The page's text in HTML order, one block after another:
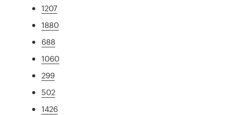
1207
1880
688
1060
299
502
1426